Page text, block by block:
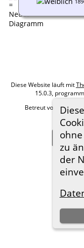
zu
der
Diese Website läuft mit
15.0.3,
Betreut von
Roland
Hier
Zur